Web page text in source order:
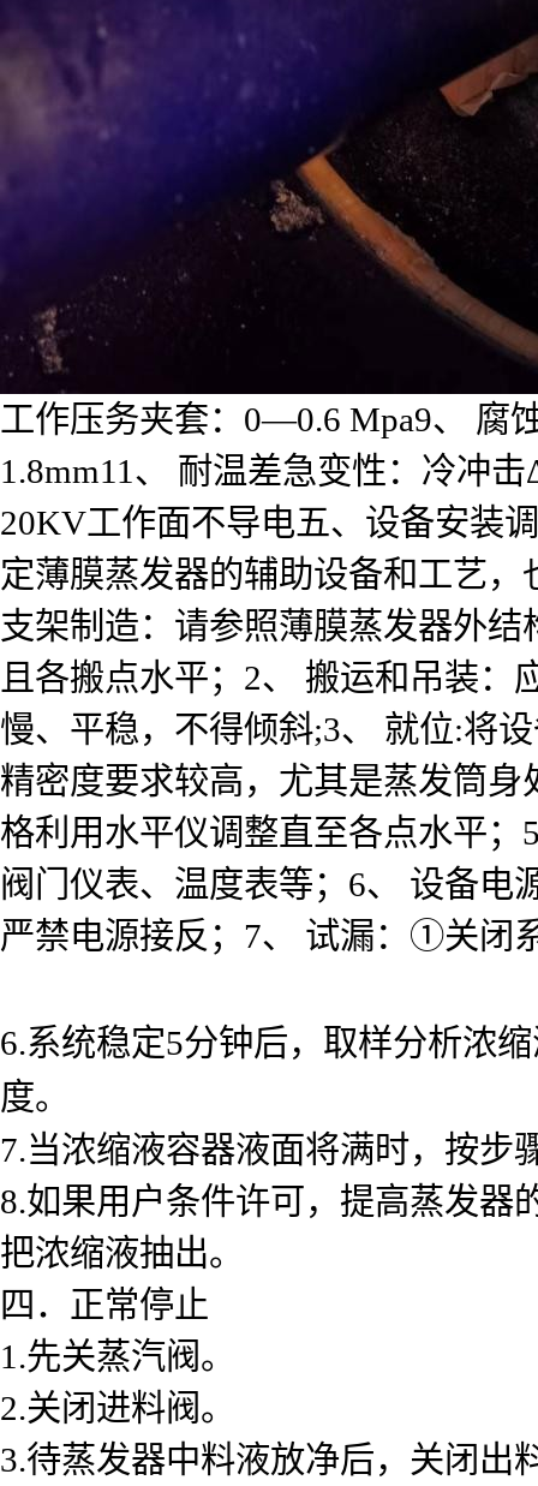
工作压务夹套：0—0.6 Mpa9、 腐
1.8mm11、 耐温差急变性：冷冲
20KV工作面不导电五、设备安装
定薄膜蒸发器的辅助设备和工艺
支架制造：请参照薄膜蒸发器外
且各搬点水平；2、 搬运和吊装
慢、平稳，不得倾斜;3、 就位:将
精密度要求较高，尤其是蒸发筒
格利用水平仪调整直至各点水平
阀门仪表、温度表等；6、 设备电
严禁电源接反；7、 试漏：①关闭
6.系统稳定5分钟后，取样分析浓
度。
7.当浓缩液容器液面将满时，按步
8.如果用户条件许可，提高蒸发器
把浓缩液抽出。
四．正常停止
1.先关蒸汽阀。
2.关闭进料阀。
3.待蒸发器中料液放净后，关闭出